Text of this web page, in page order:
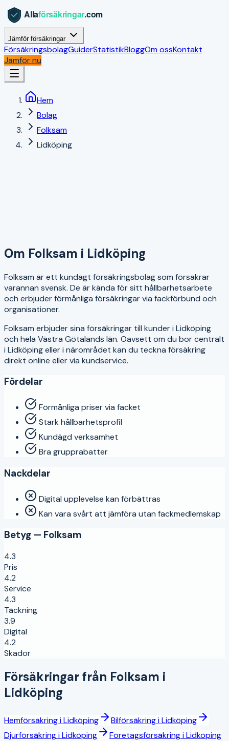
Jämför försäkringar
FörsäkringsbolagGuiderStatistikBloggOm ossKontakt
Jämför nu
Hem
Bolag
Folksam
Lidköping
Om Folksam i Lidköping
Folksam är ett kundägt försäkringsbolag som försäkrar
varannan svensk. De är kända för sitt hållbarhetsarbete
och erbjuder förmånliga försäkringar via fackförbund och
organisationer.
Folksam erbjuder sina försäkringar till kunder i Lidköping
och hela Västra Götalands län. Oavsett om du bor centralt
i Lidköpingeller i närområdet kan du teckna försäkring
direkt online eller via kundservice.
Fördelar
Förmånliga priser via facket
Stark hållbarhetsprofil
Kundägd verksamhet
Bra grupprabatter
Nackdelar
Digital upplevelse kan förbättras
Kan vara svårt att jämföra utan fackmedlemskap
Betyg — Folksam
4.3
Pris
4.2
Service
4.3
Täckning
3.9
Digital
4.2
Skador
Försäkringar från Folksam i
Lidköping
HemförsäkringiLidköping BilförsäkringiLidköping
DjurförsäkringiLidköping FöretagsförsäkringiLidköping